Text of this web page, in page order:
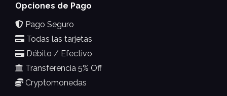
Opciones de Pago
Pago Seguro
Todas las tarjetas
Débito / Efectivo
Transferencia 5% Off
Cryptomonedas